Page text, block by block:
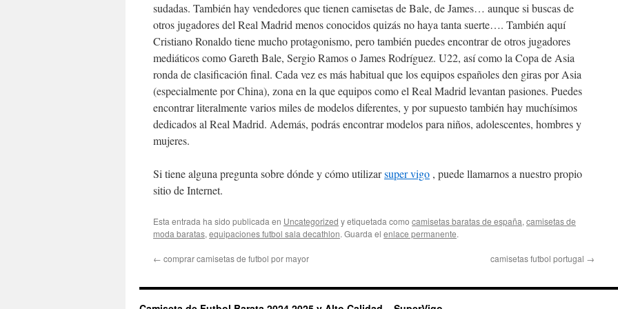
sudadas. También hay vendedores que tienen camisetas de Bale, de James… aunque si buscas de
otros jugadores del Real Madrid menos conocidos quizás no haya tanta suerte…. También aquí
Cristiano Ronaldo tiene mucho protagonismo, pero también puedes encontrar de otros jugadores
mediáticos como Gareth Bale, Sergio Ramos o James Rodríguez. U22, así como la Copa de Asia
ronda de clasificación final. Cada vez es más habitual que los equipos españoles den giras por Asia
(especialmente por China), zona en la que equipos como el Real Madrid levantan pasiones. Puedes
encontrar literalmente varios miles de modelos diferentes, y por supuesto también hay muchísimos
dedicados al Real Madrid. Además, podrás encontrar modelos para niños, adolescentes, hombres y
mujeres.
Si tiene alguna pregunta sobre dónde y cómo utilizarsuper vigo , puede llamarnos a nuestro propio
sitio de Internet.
Esta entrada ha sido publicada en Uncategorized y etiquetada como camisetas baratas de españa, camisetas de
moda baratas, equipaciones futbol sala decathlon. Guarda el enlace permanente.
← comprar camisetas de futbol por mayor camisetas futbol portugal →